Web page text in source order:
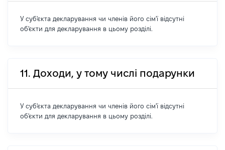
У суб'єкта декларування чи членів його сім'ї відсутні
об'єкти для декларування в цьому розділі.
11. Доходи, у тому числі подарунки
У суб'єкта декларування чи членів його сім'ї відсутні
об'єкти для декларування в цьому розділі.